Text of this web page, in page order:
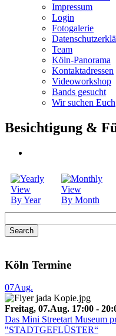
Impressum
Login
Fotogalerie
Team
Köln-Panorama
Kontaktadressen
Videoworkshop
Bands gesucht
Wir suchen Euch
Besichtigung &
By Year By Month
Köln Termine
07Aug.
Freitag, 07.Aug. 17:00 -
Das Mini Streetart Museum
"STADTGEFLÜSTER“